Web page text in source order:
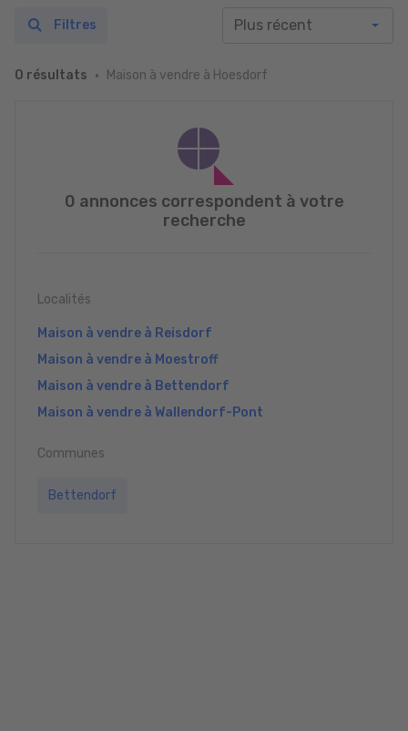
0 résultats Maison à vendre à Hoesdorf
Filtres
0 annonces correspondent à votre
recherche
Localités
Maison à vendre à Reisdorf
Maison à vendre à Moestroff
Maison à vendre à Bettendorf
Maison à vendre à Wallendorf-Pont
Communes
Bettendorf